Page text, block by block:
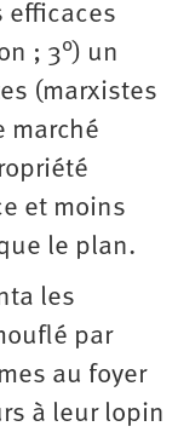
efficaces
; 3°) un
(marxistes
marché
et moins
le plan.
les
par
au foyer
à leur lopin